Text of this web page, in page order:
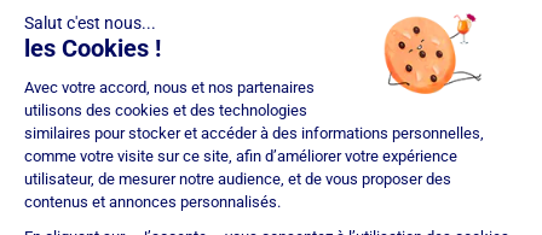
(COBSP), Mandataire d'intermédiaire en opérations de banque et
services de paiement (MIOBSP) de la société Partners Finances
(RCS Nancy n°404 681 496, Mandataire Non Exclusif, ORIAS n°07
036 794) pour le Regroupement de crédits et Courtier d'assurance
ou de réassurance (COA).
Société soumise au contrôle de l'Autorité de Contrôle Prudentiel et
de Résolution (ACPR – site : https://acpr.banque-france.fr/), 4
Place de Budapest – CS 92459 – 75436 Paris Cedex 09. Réseau
d'agences franchisées juridiquement et financièrement